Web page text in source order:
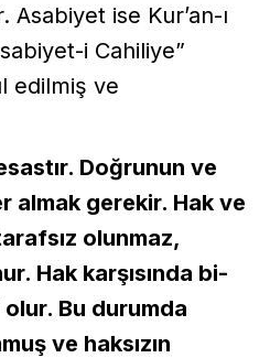
ise Kur’an-ı
i Cahiliye”
edilmiş ve
Doğrunun ve
almak gerekir. Hak ve
olunmaz,
Hak karşısında bi-
Bu durumda
ve haksızın